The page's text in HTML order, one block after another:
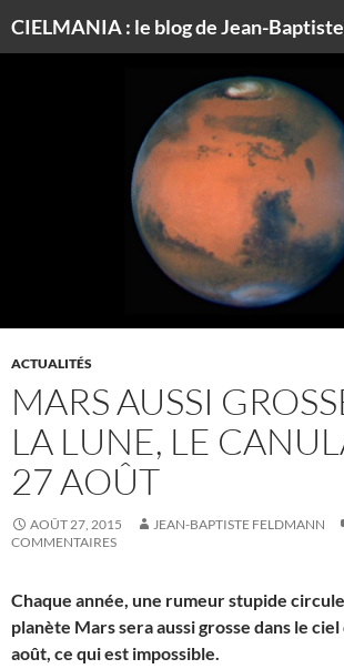
ACTUALITÉS
MARS AUSSI
LA LUNE, LE
27 AOÛT
AOÛT 27, 2015 JEAN-BAPTISTE FELDMANN
COMMENTAIRES
Chaque année, une rumeur stupide
planète Mars sera aussi grosse dans le
août, ce qui est impossible.